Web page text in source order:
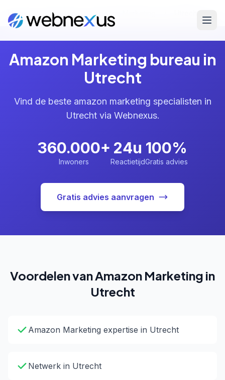
Home Diensten Amazon Marketing
Amazon Marketing bureau in
Utrecht
Vind de beste amazon marketing specialisten in
Utrecht via Webnexus.
360.000+
Inwoners
24u
Reactietijd
100%
Gratis advies
Gratis advies aanvragen
Voordelen van Amazon Marketing in
Utrecht
Amazon Marketing expertise in Utrecht
Netwerk in Utrecht